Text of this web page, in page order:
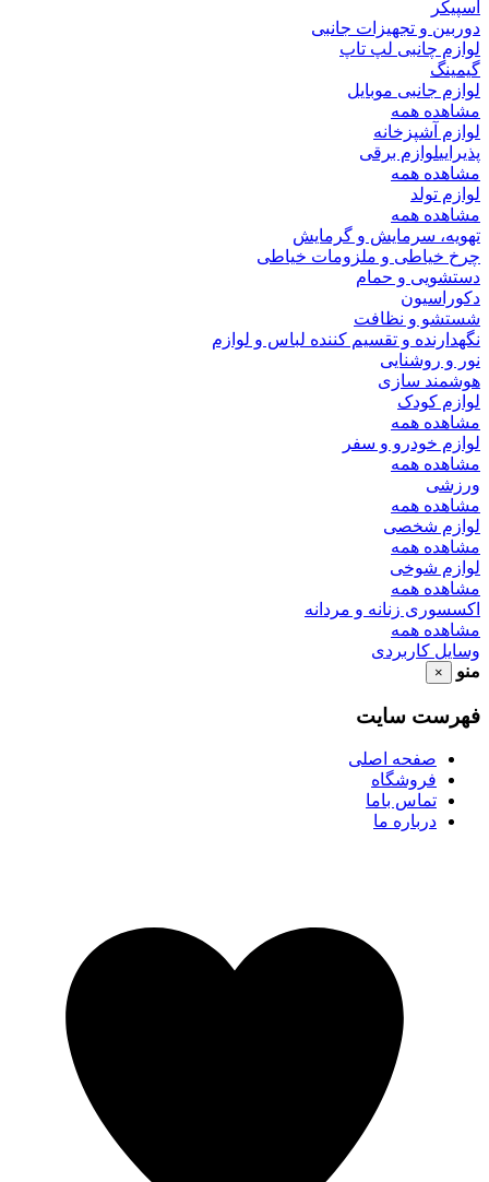
اسپیکر
دوربین و تجهیزات جانبی
لوازم چانبی لپ تاپ
گیمینگ
لوازم جانبی موبایل
مشاهده همه
لوازم آشپزخانه
پذیراییلوازم برقی
مشاهده همه
لوازم تولد
مشاهده همه
تهویه، سرمایش و گرمایش
چرخ خیاطی و ملزومات خیاطی
دستشویی و حمام
دکوراسیون
شستشو و نظافت
نگهدارنده و تقسیم کننده لباس و لوازم
نور و روشنایی
هوشمند سازی
لوازم کودک
مشاهده همه
لوازم خودرو و سفر
مشاهده همه
ورزشی
مشاهده همه
لوازم شخصی
مشاهده همه
لوازم شوخی
مشاهده همه
اکسسوری زنانه و مردانه
مشاهده همه
وسایل کاربردی
منو
×
فهرست سایت
صفحه اصلی
فروشگاه
تماس باما
درباره ما